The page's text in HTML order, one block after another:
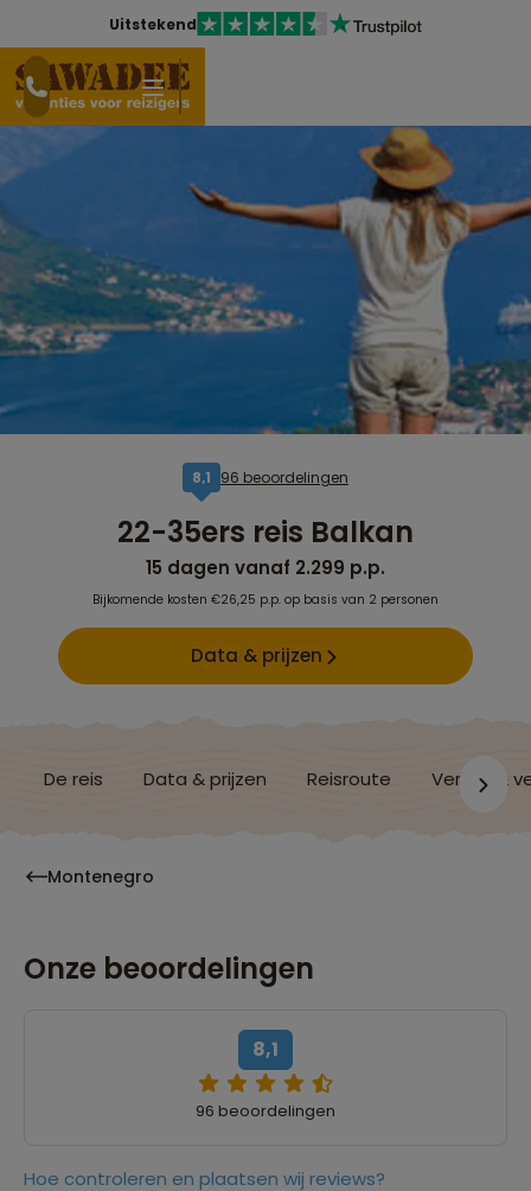
Uitstekend
8,1 96 beoordelingen
22-35ers reis Balkan
15 dagen vanaf 2.299 p.p.
Bijkomende kosten €26,25 p.p. op basis van 2 personen
Data & prijzen
De reis Data & prijzen Reisroute Verblijf &
Montenegro
Onze beoordelingen
8,1
96 beoordelingen
Hoe controleren en plaatsen wij reviews?